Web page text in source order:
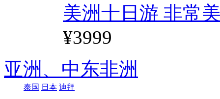
美洲十日游 非常
¥3999
亚洲、 中东非洲
泰国 日本 迪拜